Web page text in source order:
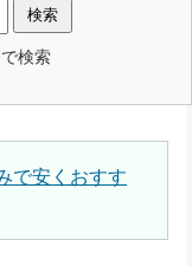
検索
で安くおすす